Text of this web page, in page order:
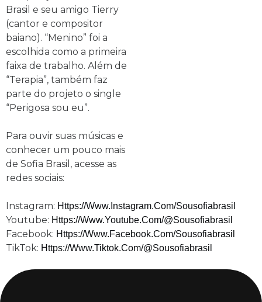
Brasil e seu amigo Tierry
(cantor e compositor
baiano). “Menino” foi a
escolhida como a primeira
faixa de trabalho. Além de
“Terapia”, também faz
parte do projeto o single
“Perigosa sou eu”.
Para ouvir suas músicas e
conhecer um pouco mais
de Sofia Brasil, acesse as
redes sociais:
Instagram: Https://www.instagram.com/sousofiabrasil
Youtube: Https://www.youtube.com/@sousofiabrasil
Facebook: Https://www.facebook.com/sousofiabrasil
TikTok: Https://www.tiktok.com/@sousofiabrasil